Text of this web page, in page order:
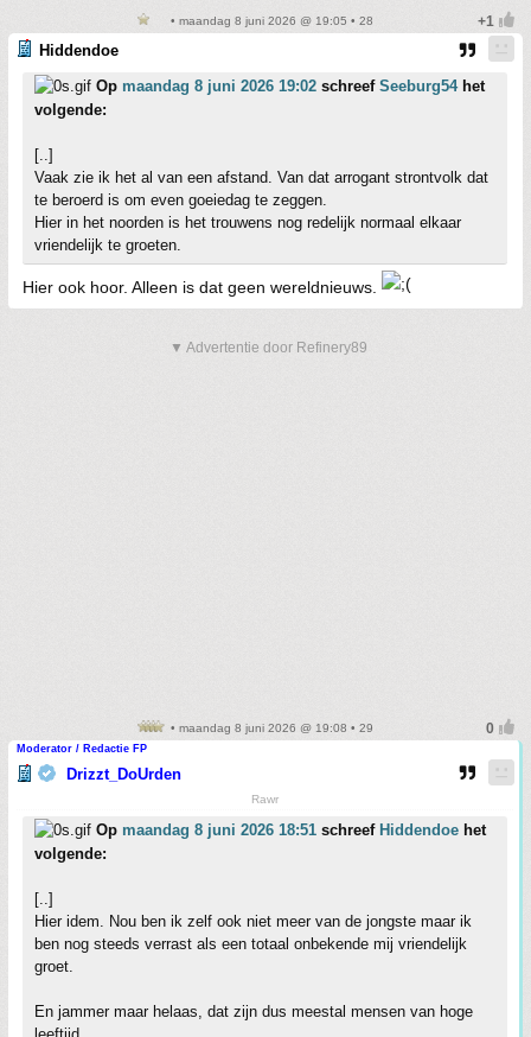
• maandag 8 juni 2026 @ 19:05 • 28
Hiddendoe
Op maandag 8 juni 2026 19:02 schreef Seeburg54het
volgende:
[..]
Vaak zie ik het al van een afstand. Van dat arrogant strontvolk dat
te beroerd is om even goeiedag te zeggen.
Hier in het noorden is het trouwens nog redelijk normaal elkaar
vriendelijk te groeten.
Hier ook hoor. Alleen is dat geen wereldnieuws.
▼ Advertentie door Refinery89
• maandag 8 juni 2026 @ 19:08 • 29
Moderator / Redactie FP
Drizzt_DoUrden
Rawr
Op maandag 8 juni 2026 18:51 schreef Hiddendoe het
volgende:
[..]
Hier idem. Nou ben ik zelf ook niet meer van de jongste maar ik
ben nog steeds verrast als een totaal onbekende mij vriendelijk
groet.
En jammer maar helaas, dat zijn dus meestal mensen van hoge